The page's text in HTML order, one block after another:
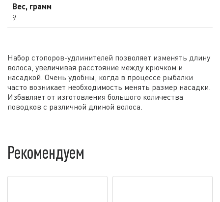
Вес, грамм
9
Набор стопоров-удлинителей позволяет изменять длину
волоса, увеличивая расстояние между крючком и
насадкой. Очень удобны, когда в процессе рыбалки
часто возникает необходимость менять размер насадки.
Избавляет от изготовления большого количества
поводков с различной длиной волоса.
Рекомендуем